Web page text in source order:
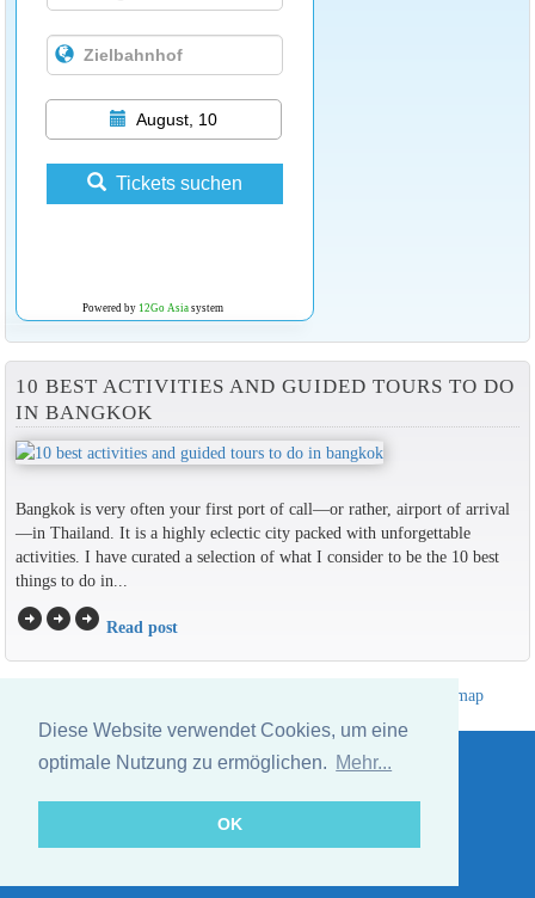
Diese Website verwendet Cookies, um eine
optimale Nutzung zu ermöglichen. Mehr...
OK
August, 10
Tickets suchen
Powered by 12Go Asiasystem
10 BEST ACTIVITIES AND GUIDED TOURS TO DO
IN BANGKOK
Bangkok is very often your first port of call—or rather, airport of arrival
—in Thailand. It is a highly eclectic city packed with unforgettable
activities. I have curated a selection of what I consider to be the 10 best
things to do in...
arrow_circle_rightarrow_circle_rightarrow_circle_right Read post
Sitemap
Website © Thailandee.com - 2026